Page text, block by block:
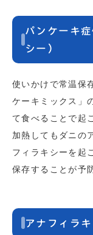
パンケーキ
シー）
使いかけで常温保
ケーキミックス」
て食べることで起
加熱してもダニの
フィラキシーを起
保存することが予
アナフィラ